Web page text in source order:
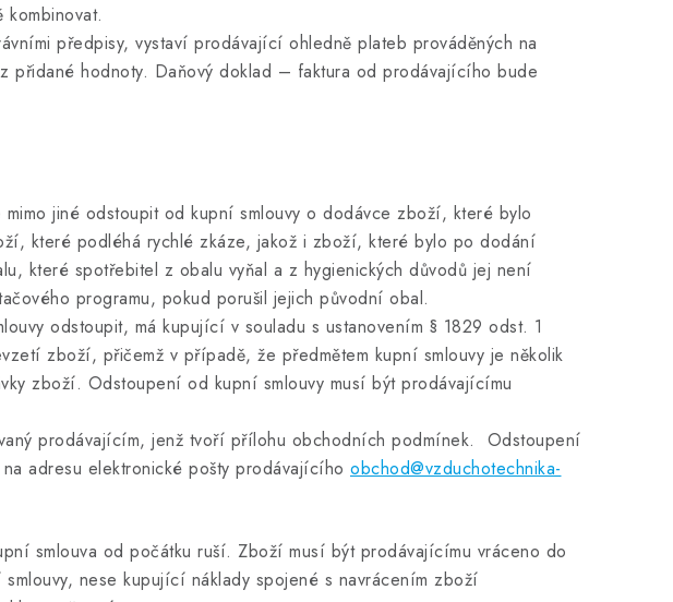
předpisy, vystaví prodávající ohledně plateb prováděných na
přidané hodnoty. Daňový doklad – faktura od prodávajícího bude
jiné odstoupit od kupní smlouvy o dodávce zboží, které bylo
které podléhá rychlé zkáze, jakož i zboží, které bylo po dodání
které spotřebitel z obalu vyňal a z hygienických důvodů jej není
programu, pokud porušil jejich původní obal.
odstoupit, má kupující v souladu s ustanovením § 1829 odst. 1
zboží, přičemž v případě, že předmětem kupní smlouvy je několik
zboží. Odstoupení od kupní smlouvy musí být prodávajícímu
prodávajícím, jenž tvoří přílohu obchodních podmínek. Odstoupení
adresu elektronické pošty prodávajícího obchod@vzduchotechnika-
od počátku ruší. Zboží musí být prodávajícímu vráceno do
nese kupující náklady spojené s navrácením zboží